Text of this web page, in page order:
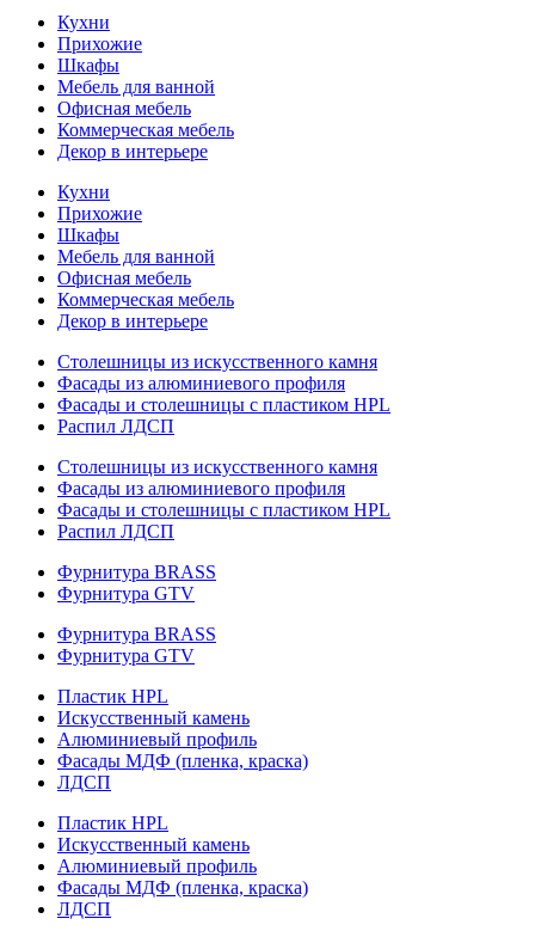
Кухни
Прихожие
Шкафы
Мебель для ванной
Офисная мебель
Коммерческая мебель
Декор в интерьере
Кухни
Прихожие
Шкафы
Мебель для ванной
Офисная мебель
Коммерческая мебель
Декор в интерьере
Столешницы из искусственного камня
Фасады из алюминиевого профиля
Фасады и столешницы с пластиком HPL
Распил ЛДСП
Столешницы из искусственного камня
Фасады из алюминиевого профиля
Фасады и столешницы с пластиком HPL
Распил ЛДСП
Фурнитура BRASS
Фурнитура GTV
Фурнитура BRASS
Фурнитура GTV
Пластик HPL
Искусственный камень
Алюминиевый профиль
Фасады МДФ (пленка, краска)
ЛДСП
Пластик HPL
Искусственный камень
Алюминиевый профиль
Фасады МДФ (пленка, краска)
ЛДСП